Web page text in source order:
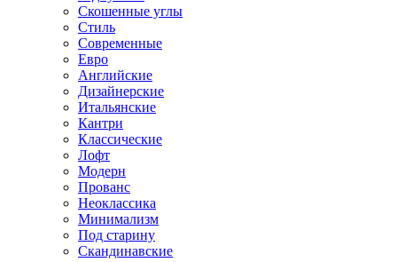
Скошенные углы
Стиль
Современные
Евро
Английские
Дизайнерские
Итальянские
Кантри
Классические
Лофт
Модерн
Прованс
Неоклассика
Минимализм
Под старину
Скандинавские